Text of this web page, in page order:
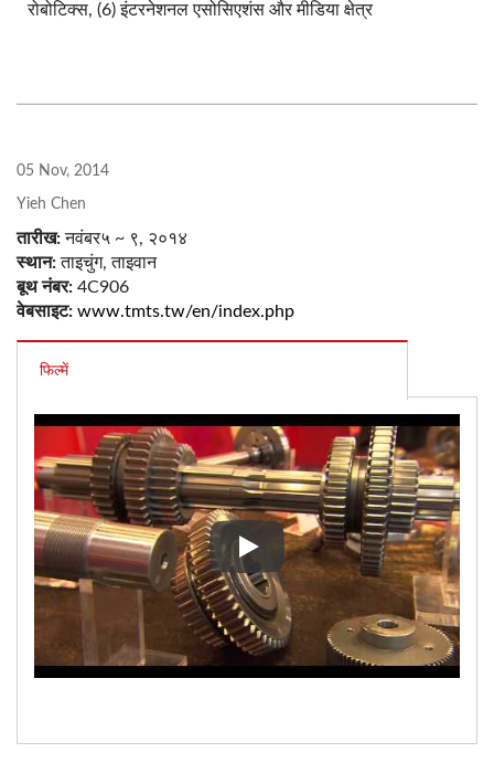
रोबोटिक्स, (6) इंटरनेशनल एसोसिएशंस और मीडिया क्षेत्र
05 Nov, 2014
Yieh Chen
तारीख:नवंबर५ ~ ९, २०१४
स्थान:ताइचुंग, ताइवान
बूथ नंबर: 4C906
वेबसाइट: www.tmts.tw/en/index.php
फिल्में
टीएमटीएस २०१४